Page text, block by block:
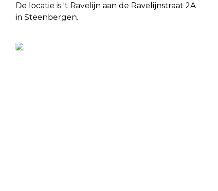
De locatie is 't Ravelijn aan de Ravelijnstraat 2A
in Steenbergen.